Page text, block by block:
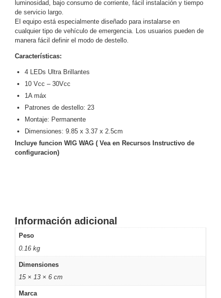
Salinos
(Anticorrosión)
y
Decodificadores
de
/ Eyeball /
Turret Fisheye
y
HemisféricasLente
MotorizadoNVRs
Network
Video
Recorders
/ 4G /
Inalámbricas
Cámaras
y DVRs
TurboHD
/ AHD /
luminosidad, bajo consumo de corriente, fácil instalación y tiempo
de servicio largo.
El equipo está especialmente diseñado para instalarse en
cualquier tipo de vehículo de emergencia. Los usuarios pueden de
manera fácil definir el modo de destello.
Características:
4 LEDs Ultra Brillantes
10 Vcc – 30Vcc
1A máx
Patrones de destello: 23
Montaje: Permanente
Dimensiones: 9.85 x 3.37 x 2.5cm
Incluye funcion WIG WAG ( Vea en Recursos Instructivo de
configuracion)
Información adicional
Peso
0.16 kg
Dimensiones
15 × 13 × 6 cm
Marca